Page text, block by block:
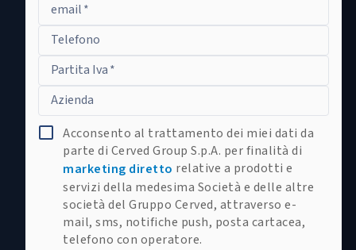
email*
Telefono
Partita Iva*
Azienda
Acconsento al trattamento dei miei dati da
parte di Cerved Group S.p.A. per finalità di
marketing diretto relative a prodotti e
servizi della medesima Società e delle altre
società del Gruppo Cerved, attraverso e-
mail, sms, notifiche push, posta cartacea,
telefono con operatore.